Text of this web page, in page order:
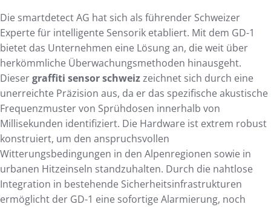
Die smartdetect AG hat sich als führender Schweizer
Experte für intelligente Sensorik etabliert. Mit dem GD-1
bietet das Unternehmen eine Lösung an, die weit über
herkömmliche Überwachungsmethoden hinausgeht.
Diesergraffiti sensor schweizzeichnet sich durch eine
unerreichte Präzision aus, da er das spezifische akustische
Frequenzmuster von Sprühdosen innerhalb von
Millisekunden identifiziert. Die Hardware ist extrem robust
konstruiert, um den anspruchsvollen
Witterungsbedingungen in den Alpenregionen sowie in
urbanen Hitzeinseln standzuhalten. Durch die nahtlose
Integration in bestehende Sicherheitsinfrastrukturen
ermöglicht der GD-1 eine sofortige Alarmierung, noch